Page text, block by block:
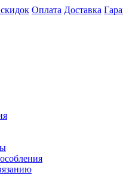
Оплата Доставка